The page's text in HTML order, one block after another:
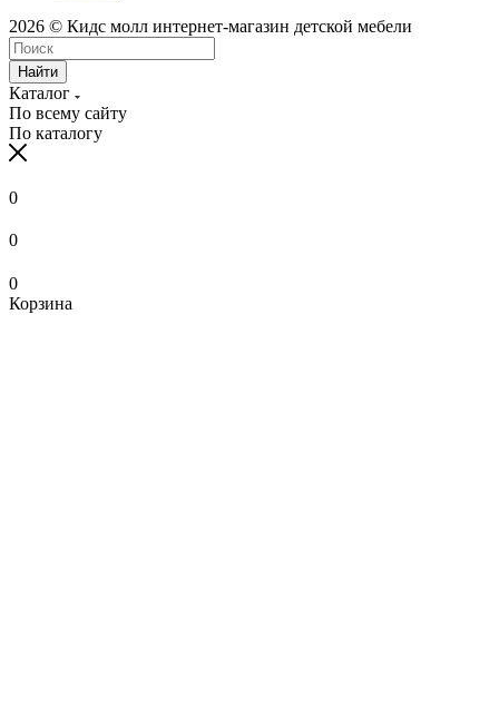
2026 © Кидс молл интернет-магазин детской мебели
Найти
Каталог
По всему сайту
По каталогу
0
0
0
Корзина